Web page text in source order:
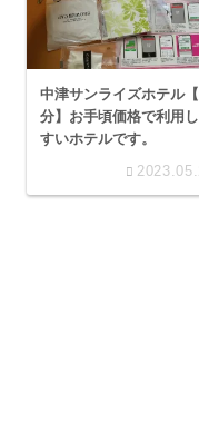
中津サンライズホテル
分】お手頃価格で利用
すいホテルです。